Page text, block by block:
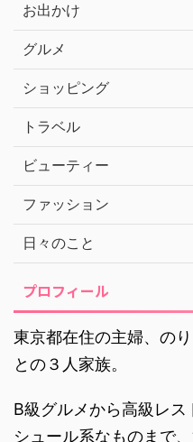
お出かけ
グルメ
ショッピング
トラベル
ビューティー
ファッション
日々のこと
プロフィール
東京都在住の主婦、の
との３人家族。
B級グルメから高級レ
シュール系なものまで